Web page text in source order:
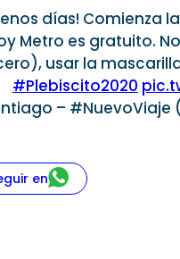
días! Comienza
Metro es gratuito.
usar la
#Plebiscito2020
–
en